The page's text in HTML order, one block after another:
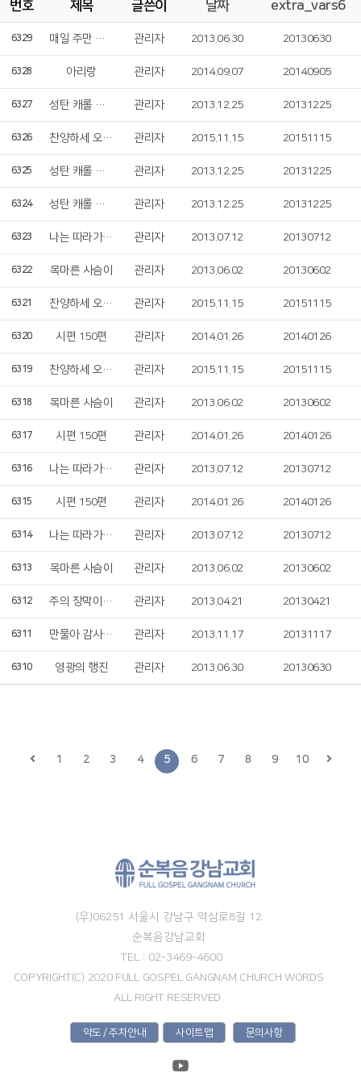
번호 제목 글쓴이 날짜 extra_vars6
6329 매일 주만 섬기리라 관리자 2013.06.30 20130630
6328 아리랑 관리자 2014.09.07 20140905
6327 성탄 캐롤 연곡 관리자 2013.12.25 20131225
6326 찬양하세 오 예루살렘 관리자 2015.11.15 20151115
6325 성탄 캐롤 연곡 관리자 2013.12.25 20131225
6324 성탄 캐롤 연곡 관리자 2013.12.25 20131225
6323 나는 따라가리라 관리자 2013.07.12 20130712
6322 목마른 사슴이 관리자 2013.06.02 20130602
6321 찬양하세 오 예루살렘 관리자 2015.11.15 20151115
6320 시편 150편 관리자 2014.01.26 20140126
6319 찬양하세 오 예루살렘 관리자 2015.11.15 20151115
6318 목마른 사슴이 관리자 2013.06.02 20130602
6317 시편 150편 관리자 2014.01.26 20140126
6316 나는 따라가리라 관리자 2013.07.12 20130712
6315 시편 150편 관리자 2014.01.26 20140126
6314 나는 따라가리라 관리자 2013.07.12 20130712
6313 목마른 사슴이 관리자 2013.06.02 20130602
6312 주의 장막이 어찌 그리 아름다운지요 관리자 2013.04.21 20130421
6311 만물아 감사 찬송 부르자 관리자 2013.11.17 20131117
6310 영광의 행진 관리자 2013.06.30 20130630
1 2 3 4 5 6 7 8 9 10
(우)06251 서울시 강남구 역삼로8길 12
순복음강남교회
TEL : 02-3469-4600
COPYRIGHT(C) 2020 FULL GOSPEL GANGNAM CHURCH WORDS
ALL RIGHT RESERVED.
약도 / 주차안내 사이트맵 문의사항